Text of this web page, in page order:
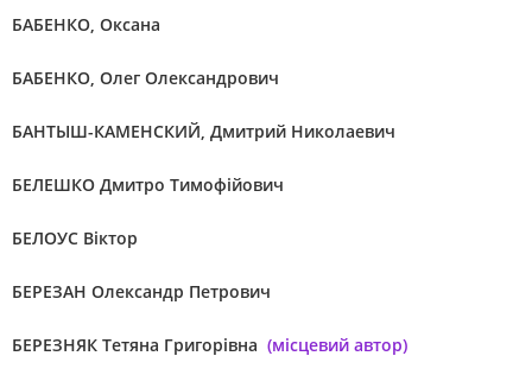
БАБЕНКО, Оксана
БАБЕНКО, Олег Олександрович
БАНТЫШ-КАМЕНСКИЙ, Дмитрий Николаевич
БЕЛЕШКО Дмитро Тимофійович
БЕЛОУС Віктор
БЕРЕЗАН Олександр Петрович
БЕРЕЗНЯК Тетяна Григорівна (місцевий автор)